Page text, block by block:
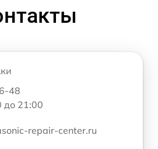
48
до 21:00
repair-center.ru